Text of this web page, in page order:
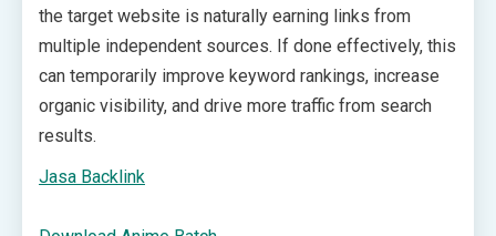
the target website is naturally earning links from
multiple independent sources. If done effectively, this
can temporarily improve keyword rankings, increase
organic visibility, and drive more traffic from search
results.
Jasa Backlink